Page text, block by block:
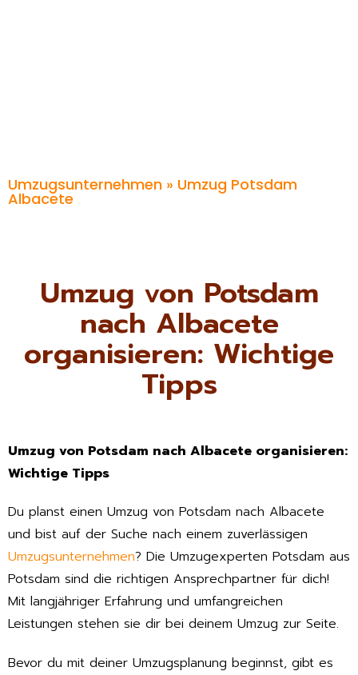
Umzugsunternehmen » Umzug Potsdam
Albacete
Umzug von Potsdam
nach Albacete
organisieren: Wichtige
Tipps
Umzug von Potsdam nach Albacete organisieren:
Wichtige Tipps
Du planst einen Umzug von Potsdam nach Albacete
und bist auf der Suche nach einem zuverlässigen
Umzugsunternehmen? Die Umzugexperten Potsdam aus
Potsdam sind die richtigen Ansprechpartner für dich!
Mit langjähriger Erfahrung und umfangreichen
Leistungen stehen sie dir bei deinem Umzug zur Seite.
Bevor du mit deiner Umzugsplanung beginnst, gibt es